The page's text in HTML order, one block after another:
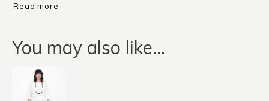
Read more
You may also like…